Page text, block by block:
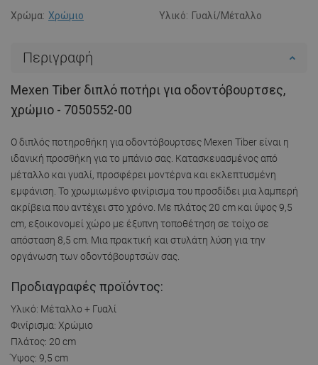
Χρώμα: Χρώμιο Υλικό: Γυαλί/Μέταλλο
Περιγραφή
Mexen Tiber διπλό ποτήρι για οδοντόβουρτσες,
χρώμιο - 7050552-00
Ο διπλός ποτηροθήκη για οδοντόβουρτσες Mexen Tiber είναι η
ιδανική προσθήκη για το μπάνιο σας. Κατασκευασμένος από
μέταλλο και γυαλί, προσφέρει μοντέρνα και εκλεπτυσμένη
εμφάνιση. Το χρωμιωμένο φινίρισμα του προσδίδει μια λαμπερή
ακρίβεια που αντέχει στο χρόνο. Με πλάτος 20 cm και ύψος 9,5
cm, εξοικονομεί χώρο με έξυπνη τοποθέτηση σε τοίχο σε
απόσταση 8,5 cm. Μια πρακτική και στυλάτη λύση για την
οργάνωση των οδοντόβουρτσών σας.
Προδιαγραφές προϊόντος:
Υλικό: Μέταλλο + Γυαλί
Φινίρισμα: Χρώμιο
Πλάτος: 20 cm
Ύψος: 9,5 cm